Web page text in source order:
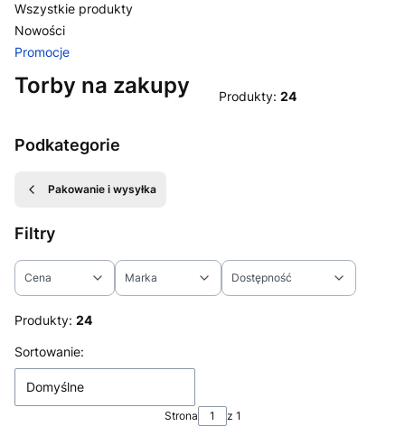
Wszystkie produkty
Nowości
Promocje
Koniec menu
Torby na zakupy Produkty: 24
Podkategorie
Pakowanie i wysyłka
Filtry
Cena Marka Dostępność
Koniec filtrów
Produkty: 24
Lista produktów
Sortowanie:
Domyślne
Strona z 1